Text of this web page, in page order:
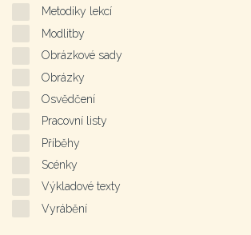
Metodiky lekcí
Modlitby
Obrázkové sady
Obrázky
Osvědčení
Pracovní listy
Příběhy
Scénky
Výkladové texty
Vyrábění